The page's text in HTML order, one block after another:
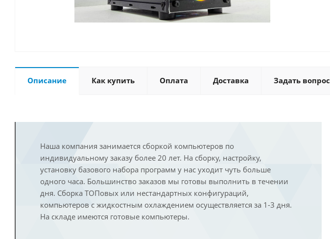
Описание Как купить Оплата Доставка Задать вопрос
Наша компания занимается сборкой компьютеров по
индивидуальному заказу более 20 лет. На сборку, настройку,
установку базового набора программ у нас уходит чуть больше
одного часа. Большинство заказов мы готовы выполнить в течении
дня. Сборка ТОПовых или нестандартных конфигураций,
компьютеров с жидкостным охлаждением осуществляется за 1-3 дня.
На складе имеются готовые компьютеры.